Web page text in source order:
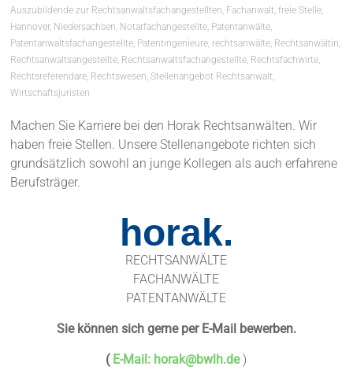
Auszubildende zur Rechtsanwaltsfachangestellten Fachanwalt ,freie Stelle
Hannover, Niedersachsen Notarfachangestellte Patentanwälte
Patentanwaltsfachangestellte Patentingenieure rechtsanwälte Rechtsanwältin
Rechtsanwaltsangestellte Rechtsanwaltsfachangestellte Rechtsfachwirte
Rechtsreferendare Rechtswesen ,Stellenangebot Rechtsanwalt
Wirtschaftsjuristen
Machen Sie Karriere bei den Horak Rechtsanwälten. Wir
haben freie Stellen. Unsere Stellenangebote richten sich
grundsätzlich sowohl an junge Kollegen als auch erfahrene
Berufsträger.
horak.
RECHTSANWÄLTE
FACHANWÄLTE
PATENTANWÄLTE
Sie können sich gerne per E-Mail bewerben.
( E-Mail: horak@bwlh.de)